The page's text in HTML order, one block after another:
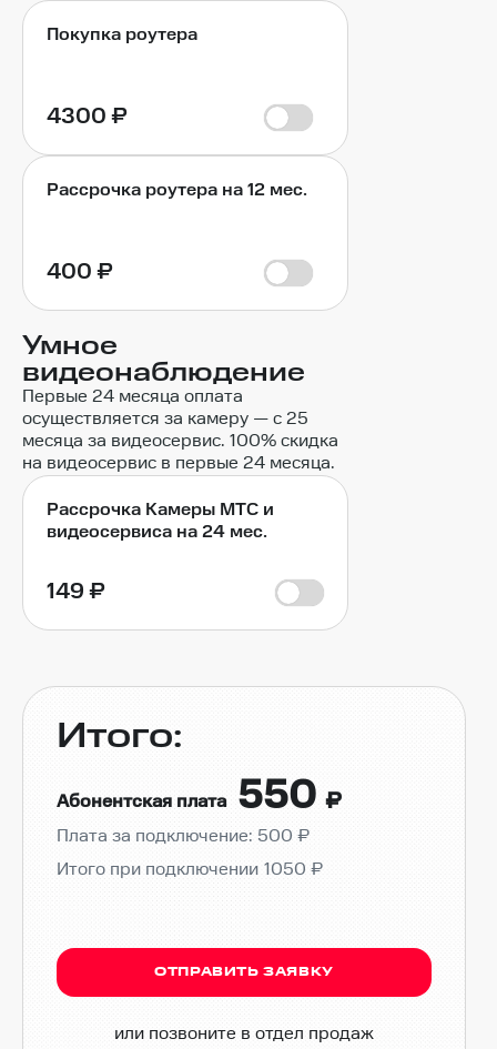
Покупка роутера
4300 ₽
Рассрочка роутера на 12 мес.
400 ₽
Умное
видеонаблюдение
Первые 24 месяца оплата
осуществляется за камеру — с 25
месяца за видеосервис. 100% скидка
на видеосервис в первые 24 месяца.
Рассрочка Камеры МТС и
видеосервиса на 24 мес.
149 ₽
Итого:
Абонентская плата 550 ₽
Плата за подключение: 500 ₽
Итого при подключении 1050 ₽
ОТПРАВИТЬ ЗАЯВКУ
или позвоните в отдел продаж